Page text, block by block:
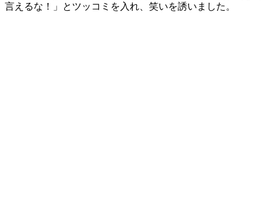
言えるな！」とツッコミを入れ、笑いを誘いました。